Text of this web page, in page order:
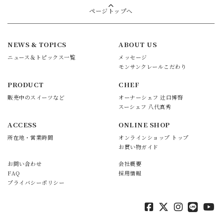
ページトップへ
NEWS & TOPICS
ニュース＆トピックス一覧
ABOUT US
メッセージ
モンサンクレールこだわり
PRODUCT
販売中のスイーツなど
CHEF
オーナーシェフ 辻口博啓
スーシェフ 八代真秀
ACCESS
所在地・営業時間
ONLINE SHOP
オンラインショップ トップ
お買い物ガイド
お問い合わせ
FAQ
プライバシーポリシー
会社概要
採用情報